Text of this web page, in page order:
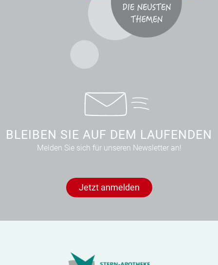
BLEIBEN SIE AUF DEM LAUFENDEN
Melden Sie sich für unseren Newsletter an!
Jetzt anmelden